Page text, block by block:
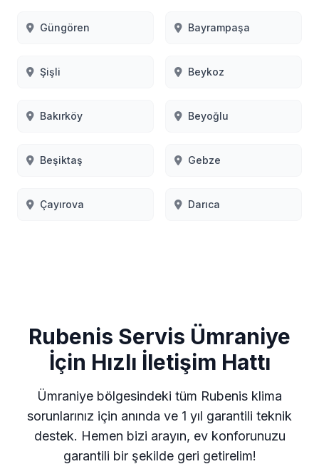
Güngören Bayrampaşa
Şişli Beykoz
Bakırköy Beyoğlu
Beşiktaş Gebze
Çayırova Darıca
Rubenis Servis Ümraniye
İçin Hızlı İletişim Hattı
Ümraniye bölgesindeki tüm Rubenis klima
sorunlarınız için anında ve 1 yıl garantili teknik
destek. Hemen bizi arayın, ev konforunuzu
garantili bir şekilde geri getirelim!